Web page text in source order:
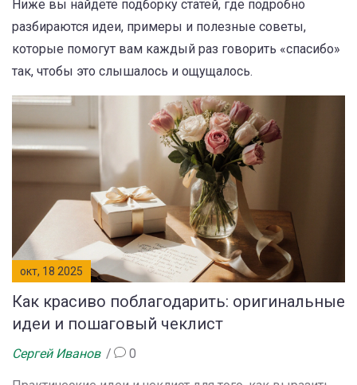
Ниже вы найдёте подборку статей, где подробно
разбираются идеи, примеры и полезные советы,
которые помогут вам каждый раз говорить «спасибо»
так, чтобы это слышалось и ощущалось.
окт, 18 2025
Как красиво поблагодарить: оригинальные
идеи и пошаговый чеклист
Сергей Иванов 0